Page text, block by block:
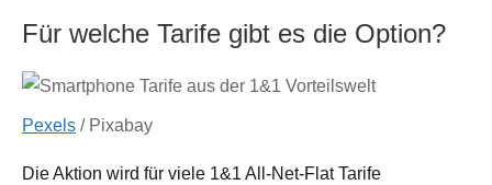
Für welche Tarife gibt es die Option?
Pexels / Pixabay
Die Aktion wird für viele 1&1 All-Net-Flat Tarife